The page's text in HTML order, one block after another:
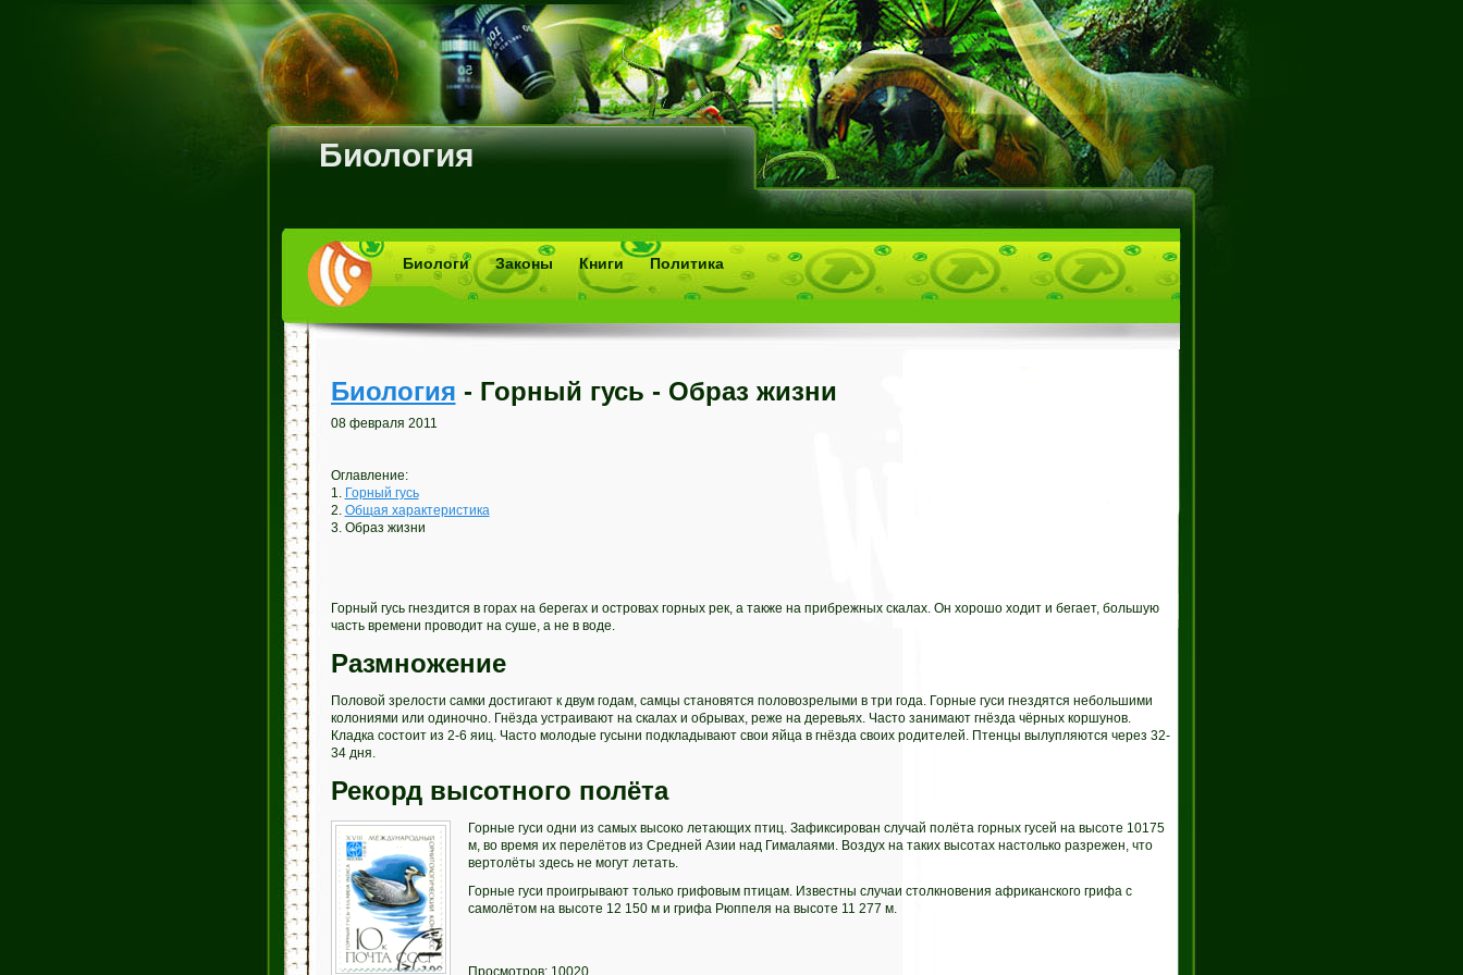
Биология
Биологи Законы Книги Политика
Биология - Горный гусь - Образ жизни
08 февраля 2011
Оглавление:
1. Горный гусь
2. Общая характеристика
3. Образ жизни
Горный гусь гнездится в горах на берегах и островах горных рек, а также на прибрежных скалах. Он хорошо ходит и бегает, большую
часть времени проводит на суше, а не в воде.
Размножение
Половой зрелости самки достигают к двум годам, самцы становятся половозрелыми в три года. Горные гуси гнездятся небольшими
колониями или одиночно. Гнёзда устраивают на скалах и обрывах, реже на деревьях. Часто занимают гнёзда чёрных коршунов.
Кладка состоит из 2-6 яиц. Часто молодые гусыни подкладывают свои яйца в гнёзда своих родителей. Птенцы вылупляются через 32-
34 дня.
Рекорд высотного полёта
Горные гуси одни из самых высоко летающих птиц. Зафиксирован случай полёта горных гусей на высоте 10175
м, во время их перелётов из Средней Азии над Гималаями. Воздух на таких высотах настолько разрежен, что
вертолёты здесь не могут летать.
Горные гуси проигрывают только грифовым птицам. Известны случаи столкновения африканского грифа с
самолётом на высоте 12 150 м и грифа Рюппеля на высоте 11 277 м.
Просмотров: 10020